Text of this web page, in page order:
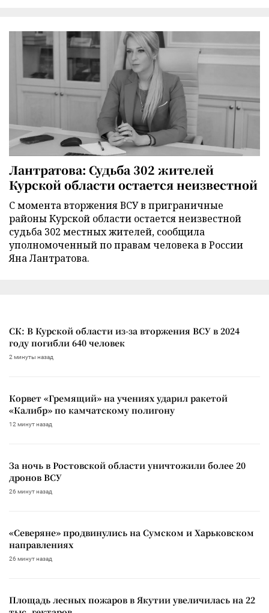
Лантратова: Судьба 302 жителей
Курской области остается неизвестной
С момента вторжения ВСУ в приграничные
районы Курской области остается неизвестной
судьба 302 местных жителей, сообщила
уполномоченный по правам человека в России
Яна Лантратова.
СК: В Курской области из-за вторжения ВСУ в 2024
году погибли 640 человек
2 минуты назад
Корвет «Гремящий» на учениях ударил ракетой
«Калибр» по камчатскому полигону
12 минут назад
За ночь в Ростовской области уничтожили более 20
дронов ВСУ
26 минут назад
«Северяне» продвинулись на Сумском и Харьковском
направлениях
26 минут назад
Площадь лесных пожаров в Якутии увеличилась на 22